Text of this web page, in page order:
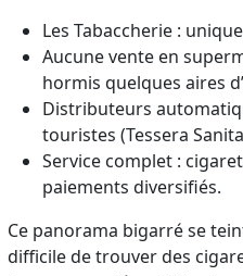
Les Tabaccherie :
Aucune vente en
hormis quelques aires
Distributeurs
touristes (Tessera
Service complet :
paiements diversifiés.
Ce panorama bigarré se
difficile de trouver des